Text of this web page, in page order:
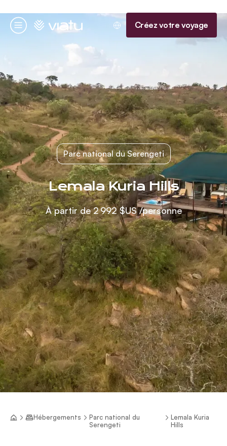
Menu
Accueil Créez votre voyage
Parc national du Serengeti
Lemala Kuria Hills
À partir de2 992 $US/personne
Hébergements
Parc national du
Serengeti
Lemala Kuria
Hills